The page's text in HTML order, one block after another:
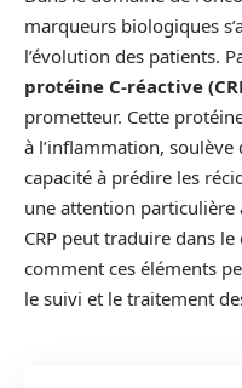
marqueurs biologiques
l’évolution des patients.
protéine C-réactive
prometteur. Cette
à l’inflammation, soulève
capacité à prédire les
une attention
CRP peut traduire dans
comment ces éléments
le suivi et le traitement